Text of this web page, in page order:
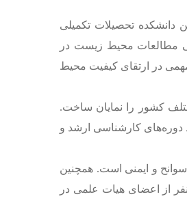
که اولین دانشکده تحصیلات تکمیلی
اولیه مرکز هماهنگی مطالعات محیط زیست در
در ارتقای کیفیت محیط
کشور را نمایان ساخت.
دوره‌‌‌‌‌‌‌‌‌های کارشناسی ارشد و
و ایمنی است. همچنین
در دو رشته علوم محیط زیست ومهندسی سیستم‌‌‌‌‌‌‌‌‌های انرژی (گرایش انرژی و محیط زیست) نیز دانشجو می‌پذیرد. این دانشکده با بهره گیری از توان 42 نفر از اعضای هیات علمی در